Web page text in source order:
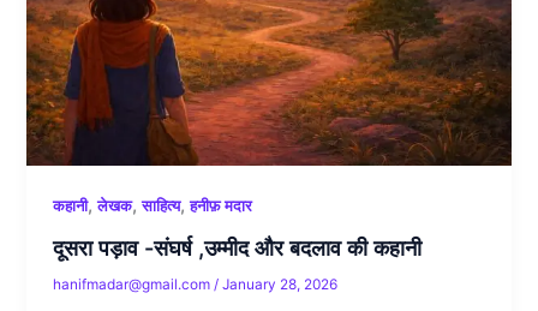
कहानी,लेखक,साहित्य,हनीफ़ मदार
दूसरा पड़ाव -संघर्ष ,उम्मीद और बदलाव की कहानी
hanifmadar@gmail.com/January 28, 2026